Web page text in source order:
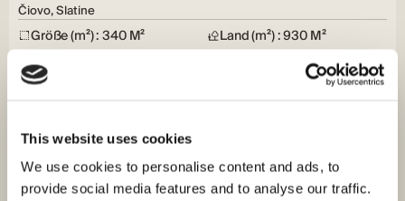
This website uses cookies
We use cookies to personalise content and ads, to
provide social media features and to analyse our traffic.
Čiovo, Slatine
Größe (m²) : 340 M²
Land (m²) : 930 M²
Zimmer : 4
Entfernung vom Meer : 230
Blick aufs Meer
Slatine auf der Insel Čiovo zu verkaufen. Auf der Insel
Čiovo,…